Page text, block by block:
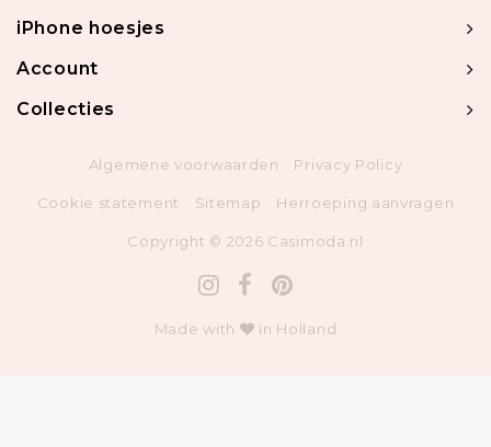
iPhone hoesjes
Account
Collecties
Algemene voorwaarden Privacy Policy
Cookie statement Sitemap Herroeping aanvragen
Copyright © 2026 Casimoda.nl
Made with in Holland